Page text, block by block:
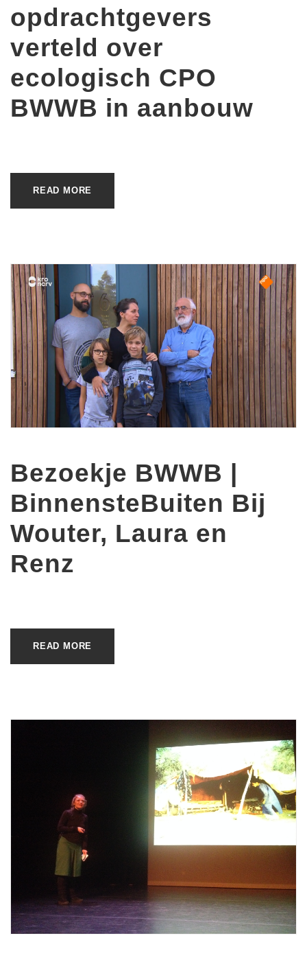
opdrachtgevers
verteld over
ecologisch CPO
BWWB in aanbouw
READ MORE
Bezoekje BWWB |
BinnensteBuiten Bij
Wouter, Laura en
Renz
READ MORE